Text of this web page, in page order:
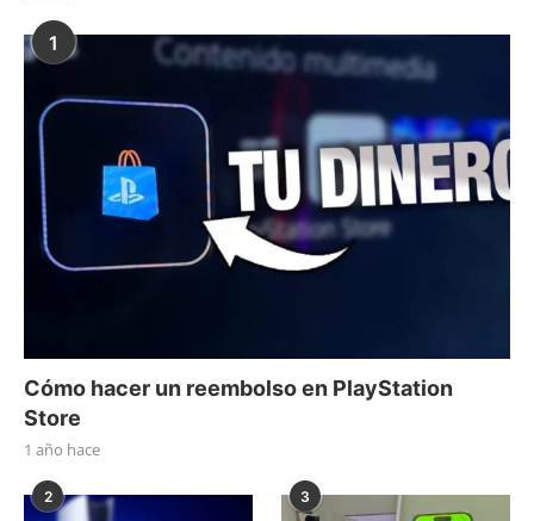
1
Cómo hacer un reembolso en PlayStation
Store
1 año hace
2 3